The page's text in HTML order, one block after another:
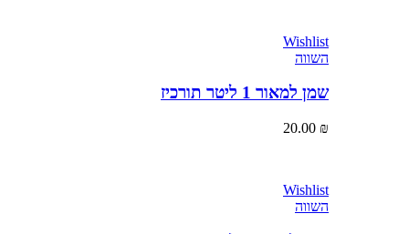
Wishlist
שמן למאור 1 ליטר תורכיז
20.00
Wishlist